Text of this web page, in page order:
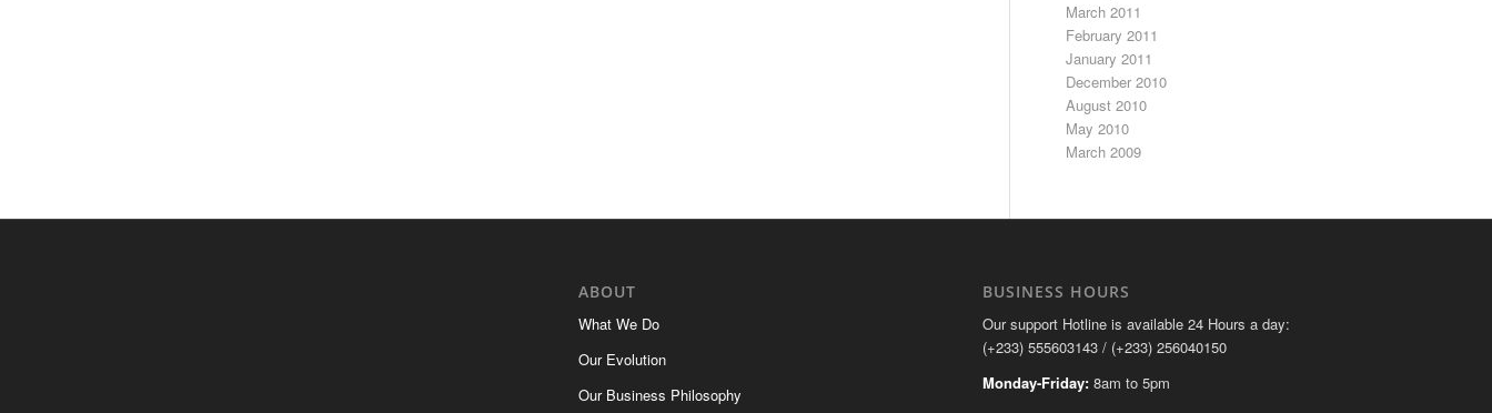
March 2011
February 2011
January 2011
December 2010
August 2010
May 2010
March 2009
ABOUT
What We Do
Our Evolution
Our Business Philosophy
BUSINESS HOURS
Our support Hotline is available 24 Hours a day:
(+233) 555603143 / (+233) 256040150
Monday-Friday: 8am to 5pm